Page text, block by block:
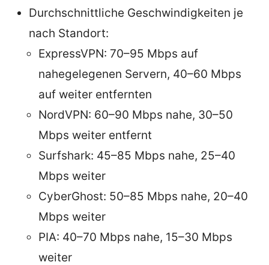
Durchschnittliche Geschwindigkeiten je
nach Standort:
ExpressVPN: 70–95 Mbps auf
nahegelegenen Servern, 40–60 Mbps
auf weiter entfernten
NordVPN: 60–90 Mbps nahe, 30–50
Mbps weiter entfernt
Surfshark: 45–85 Mbps nahe, 25–40
Mbps weiter
CyberGhost: 50–85 Mbps nahe, 20–40
Mbps weiter
PIA: 40–70 Mbps nahe, 15–30 Mbps
weiter